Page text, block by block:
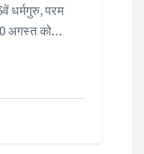
धर्मगुरु, परम
अगस्त को…